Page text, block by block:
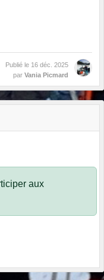
Publié le 16 déc. 2025
par Vania Picmard
aux